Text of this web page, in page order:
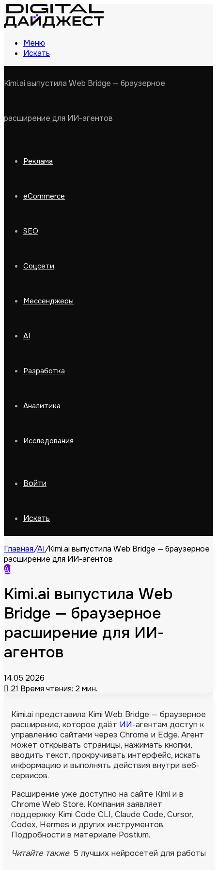
Меню
Искать
Kimi.ai выпустила Web Bridge — браузерное
расширение для ИИ-агентов
Реклама
eCommerce
SEO
Соцсети
Мессенджеры
AI
Разработка
Аналитика
Исследования
Войти
Искать
Главная/AI/Kimi.ai выпустила Web Bridge — браузерное
расширение для ИИ-агентов
AI
Kimi.ai выпустила Web
Bridge — браузерное
расширение для ИИ-
агентов
14.05.2026
21 Время чтения: 2 мин.
Kimi.ai представила Kimi Web Bridge — браузерное
расширение, которое даёт ИИ-агентам доступ к
управлению сайтами через Chrome и Edge. Агент
может открывать страницы, нажимать кнопки,
вводить текст, прокручивать интерфейс, искать
информацию и выполнять действия внутри веб-
сервисов.
Расширение уже доступно на сайте Kimi и в
Chrome Web Store. Компания заявляет
поддержку Kimi Code CLI, Claude Code, Cursor,
Codex, Hermes и других инструментов.
Подробности в материале Postium.
Читайте также: 5 лучших нейросетей для работы